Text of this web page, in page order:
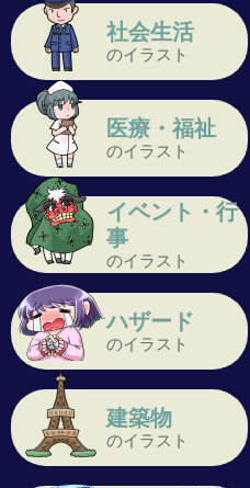
社会生活
のイラスト
医療・福祉
のイラスト
イベント・行
事
のイラスト
ハザード
のイラスト
建築物
のイラスト